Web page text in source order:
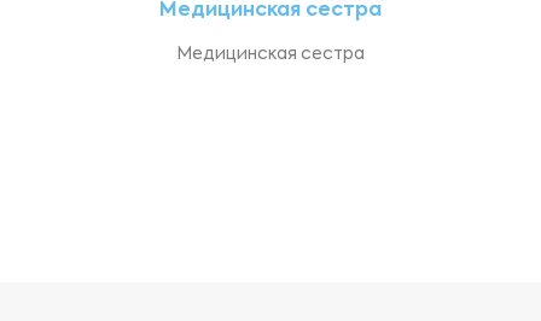
Медицинская сестра
Медицинская сестра